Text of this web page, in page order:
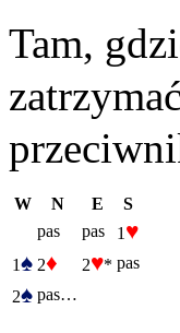
Tam,
W N E
S
pas
pas 1 ♥
1♠ 2♦ 2♥* pas
2♠ pas…